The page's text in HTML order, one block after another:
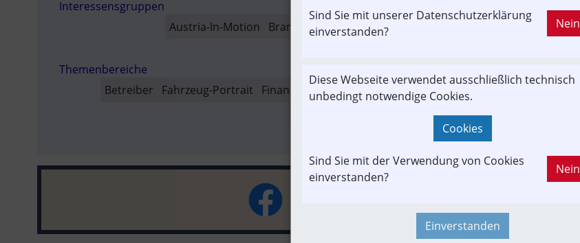
SOLD OUT
Interessensgruppen
Austria-In-Motion
Branchenbeitrag Fachbeitrag Umwelt
Themenbereiche
Betreiber
Fahrzeug-Portrait Finanzen Informationsverbund Konzept | Studien | Statistik
Time-Event
Sind Sie mit unserer Datenschutzerklärung
einverstanden?
Nein
Diese Webseite verwendet ausschließlich technisch
unbedingt notwendige Cookies.
Cookies
Sind Sie mit der Verwendung von Cookies
einverstanden?
Nein
Einverstanden